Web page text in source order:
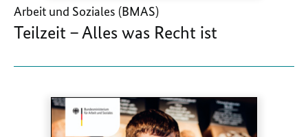
Arbeit und Soziales (BMAS)
Teilzeit – Alles was Recht ist